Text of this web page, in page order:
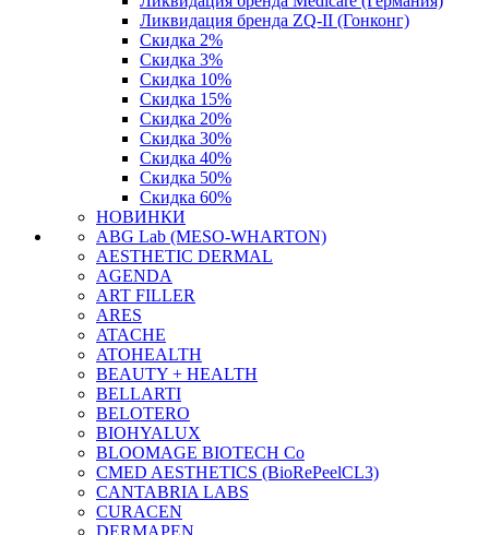
Ликвидация бренда ZQ-II (Гонконг)
Скидка 2%
Скидка 3%
Скидка 10%
Скидка 15%
Скидка 20%
Скидка 30%
Скидка 40%
Скидка 50%
Скидка 60%
НОВИНКИ
ABG Lab (MESO-WHARTON)
AESTHETIC DERMAL
AGENDA
ART FILLER
ARES
ATACHE
ATOHEALTH
BEAUTY + HEALTH
BELLARTI
BELOTERO
BIOHYALUX
BLOOMAGE BIOTECH Co
CMED AESTHETICS (BioRePeelCL3)
CANTABRIA LABS
CURACEN
DERMAPEN